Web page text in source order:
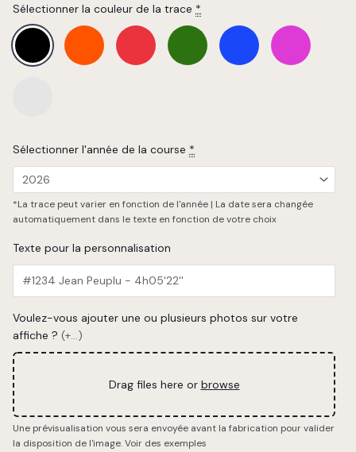
Sélectionner la couleur de la trace *
Sélectionner l'année de la course *
*La trace peut varier en fonction de l'année | La date sera changée
automatiquement dans le texte en fonction de votre choix
Texte pour la personnalisation
Voulez-vous ajouter une ou plusieurs photos sur votre
affiche ? (+...)
Drag files here or browse
Une prévisualisation vous sera envoyée avant la fabrication pour valider
la disposition de l'image.Voir des exemples